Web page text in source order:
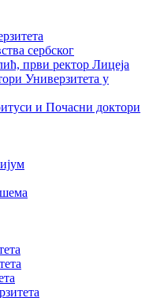
сербског
први ректор Лицеја
Универзитета у
и Почасни доктори